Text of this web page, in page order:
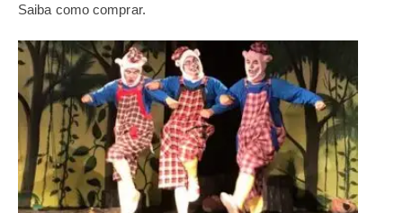
Saiba como comprar.